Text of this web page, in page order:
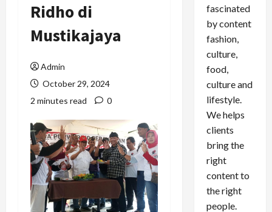
Ridho di
Mustikajaya
Admin
October 29, 2024
2 minutes read
0
fascinated
by content
fashion,
culture,
food,
culture and
lifestyle.
We helps
clients
bring the
right
content to
the right
people.